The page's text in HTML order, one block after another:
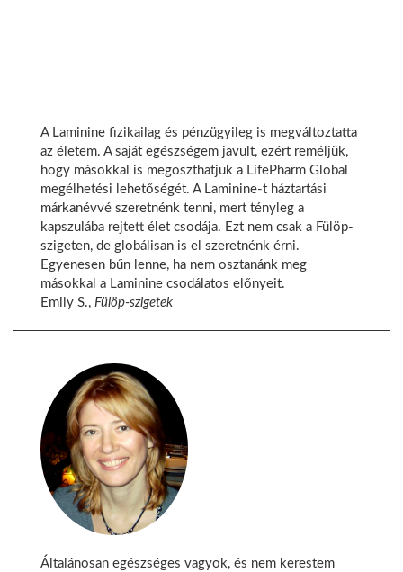
A Laminine fizikailag és pénzügyileg is megváltoztatta
az életem. A saját egészségem javult, ezért reméljük,
hogy másokkal is megoszthatjuk a LifePharm Global
megélhetési lehetőségét. A Laminine-t háztartási
márkanévvé szeretnénk tenni, mert tényleg a
kapszulába rejtett élet csodája. Ezt nem csak a Fülöp-
szigeten, de globálisan is el szeretnénk érni.
Egyenesen bűn lenne, ha nem osztanánk meg
másokkal a Laminine csodálatos előnyeit.
Emily S., Fülöp-szigetek
Általánosan egészséges vagyok, és nem kerestem